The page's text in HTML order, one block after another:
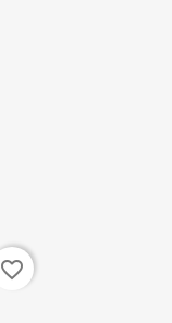
favorite_border